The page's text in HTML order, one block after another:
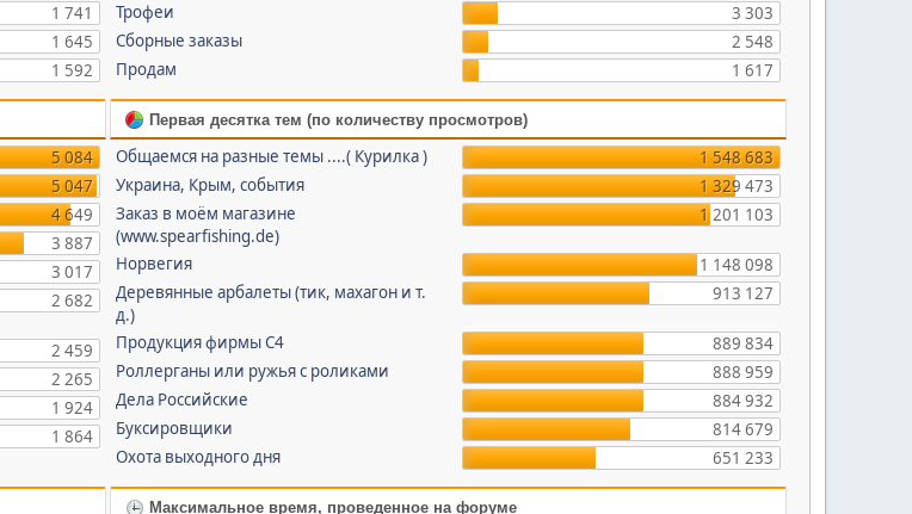
1 741
1 645
1 592
Трофеи
3 303
Сборные заказы
2 548
Продам
1 617
5 084
5 047
4 649
3 887
3 017
2 682
2 459
2 265
1 924
1 864
Первая десятка тем (по количеству просмотров)
Общаемся на разные темы ....( Курилка )
1 548 683
Украина, Крым, события
1 329 473
Заказ в моём магазине
(www.spearfishing.de)
1 201 103
Норвегия
1 148 098
Деревянные арбалеты (тик, махагон и т.
д.)
913 127
Продукция фирмы С4
889 834
Роллерганы или ружья с роликами
888 959
Дела Российские
884 932
Буксировщики
814 679
Охота выходного дня
651 233
Максимальное время, проведенное на форуме